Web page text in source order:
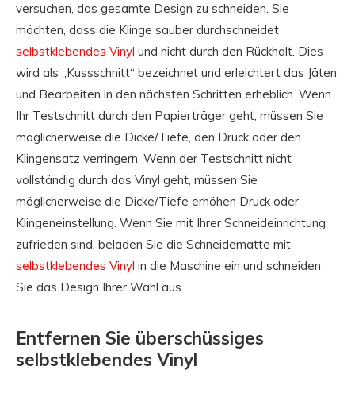
versuchen, das gesamte Design zu schneiden. Sie
möchten, dass die Klinge sauber durchschneidet
selbstklebendes Vinyl und nicht durch den Rückhalt. Dies
wird als „Kussschnitt“ bezeichnet und erleichtert das Jäten
und Bearbeiten in den nächsten Schritten erheblich. Wenn
Ihr Testschnitt durch den Papierträger geht, müssen Sie
möglicherweise die Dicke/Tiefe, den Druck oder den
Klingensatz verringern. Wenn der Testschnitt nicht
vollständig durch das Vinyl geht, müssen Sie
möglicherweise die Dicke/Tiefe erhöhen Druck oder
Klingeneinstellung. Wenn Sie mit Ihrer Schneideinrichtung
zufrieden sind, beladen Sie die Schneidematte mit
selbstklebendes Vinyl in die Maschine ein und schneiden
Sie das Design Ihrer Wahl aus.
Entfernen Sie überschüssiges
selbstklebendes Vinyl